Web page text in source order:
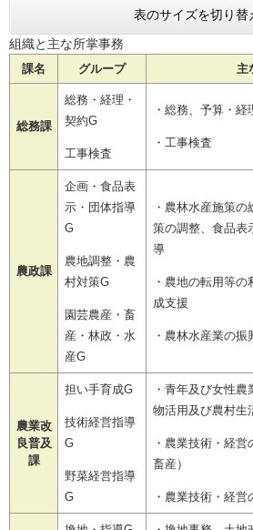
表のサイズを切り替
組織と主な所掌事務
課名 グループ 主
総務課
総務・経理・
契約G
工事検査
・総務、予算・経
・工事検査
農政課
企画・食品表
示・団体指導
G
農地調整・農
村対策G
園芸農産・畜
産・林政・水
産G
・農林水産施策
策の調整、食品表
導
・農地の転用等
成支援
・農林水産業の振
農業改
良普及
課
担い手育成G
技術経営指導
G
野菜経営指導
G
・青年及び女性
物活用及び農村生
・農業技術・経営
畜産）
・農業技術・経営